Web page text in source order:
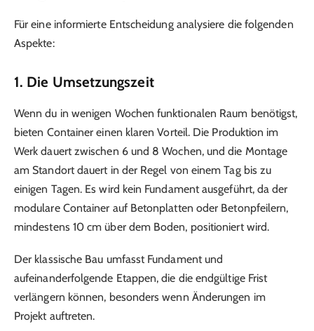
Für eine informierte Entscheidung analysiere die folgenden
Aspekte:
1. Die Umsetzungszeit
Wenn du in wenigen Wochen funktionalen Raum benötigst,
bieten Container einen klaren Vorteil. Die Produktion im
Werk dauert zwischen 6 und 8 Wochen, und die Montage
am Standort dauert in der Regel von einem Tag bis zu
einigen Tagen. Es wird kein Fundament ausgeführt, da der
modulare Container auf Betonplatten oder Betonpfeilern,
mindestens 10 cm über dem Boden, positioniert wird.
Der klassische Bau umfasst Fundament und
aufeinanderfolgende Etappen, die die endgültige Frist
verlängern können, besonders wenn Änderungen im
Projekt auftreten.